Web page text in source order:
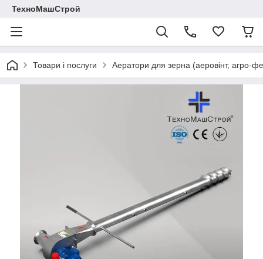
ТехноМашСтрой
Товари і послуги Аератори для зерна (аеровінт, агро-